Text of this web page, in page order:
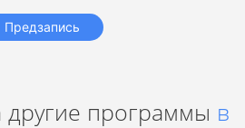
Предзапись
другие программы в